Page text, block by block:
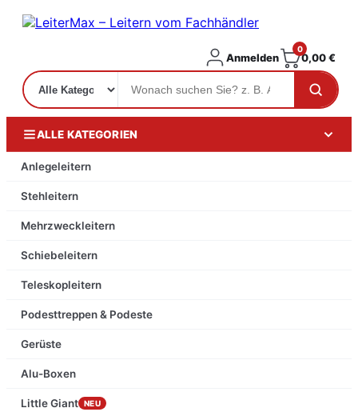
Anmelden
0
0,00€
ALLE KATEGORIEN
Anlegeleitern
Stehleitern
Mehrzweckleitern
Schiebeleitern
Teleskopleitern
Podesttreppen & Podeste
Gerüste
Alu-Boxen
Little Giant NEU